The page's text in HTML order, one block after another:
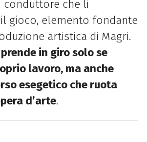
che li
gioco, elemento fondante
artistica di Magri.
prende in giro solo se
lavoro, ma anche
esegetico che ruota
d’arte.